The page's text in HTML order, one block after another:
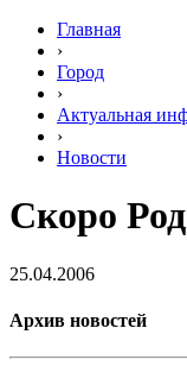
Главная
›
Город
›
Актуальная
›
Новости
Скоро
25.04.2006
Архив новостей